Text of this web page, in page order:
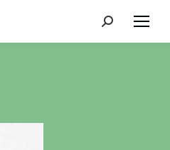
Zoeken: